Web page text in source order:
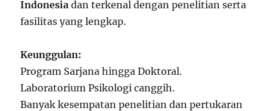
Indonesia dan terkenal dengan penelitian serta
fasilitas yang lengkap.
Keunggulan:
Program Sarjana hingga Doktoral.
Laboratorium Psikologi canggih.
Banyak kesempatan penelitian dan pertukaran